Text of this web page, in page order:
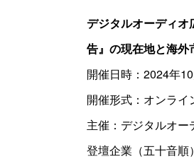
デジタルオーディ
告』の現在地と海外
開催日時：2024年
開催形式：オンライ
主催：デジタルオー
登壇企業（五十音